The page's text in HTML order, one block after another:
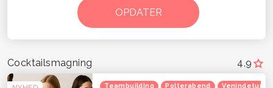
4,9
Cocktailsmagning
Teambuilding Polterabend Venindetur